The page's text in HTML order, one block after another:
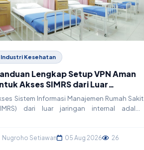
Industri Kesehatan
Lengkap Setup VPN Aman
Akses SIMRS dari Luar
RS
Sistem Informasi Manajemen Rumah Sakit
dari luar jaringan internal adalah
Virtual Private Network (VPN) yang
Nugroho Setiawan 05 Aug 2026 26